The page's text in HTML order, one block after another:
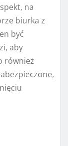
na
biurka z
być
aby
również